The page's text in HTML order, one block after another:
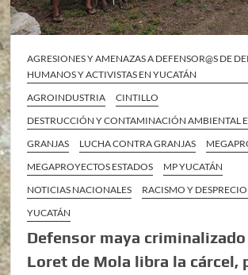
AGRESIONES Y AMENAZAS A DEFENSOR@S DE
HUMANOS Y ACTIVISTAS EN YUCATÁN
AGROINDUSTRIA
CINTILLO
DESTRUCCIÓN Y CONTAMINACIÓN AMBIENTAL
GRANJAS
LUCHA CONTRA GRANJAS
MEGAPROYECTOS ESTADOS
MP YUCATÁN
NOTICIAS NACIONALES
RACISMO Y
YUCATÁN
Defensor maya
Loret de Mola libra la cárcel,